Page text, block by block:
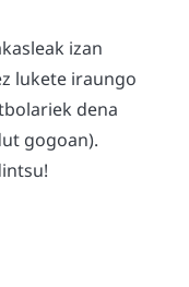
izan
lukete iraungo
dena
gogoan).